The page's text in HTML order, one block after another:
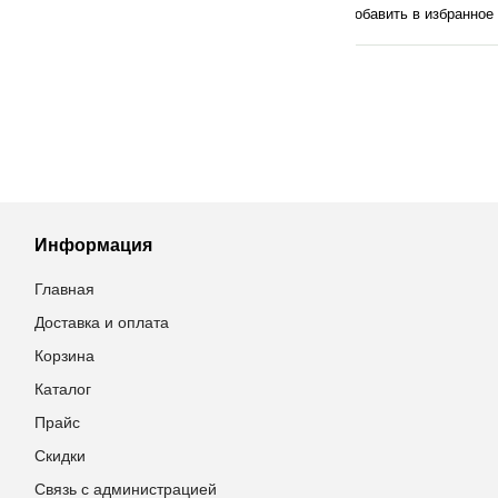
Добавить в
Информация
Главная
Доставка и оплата
Корзина
Каталог
Прайс
Скидки
Связь с администрацией